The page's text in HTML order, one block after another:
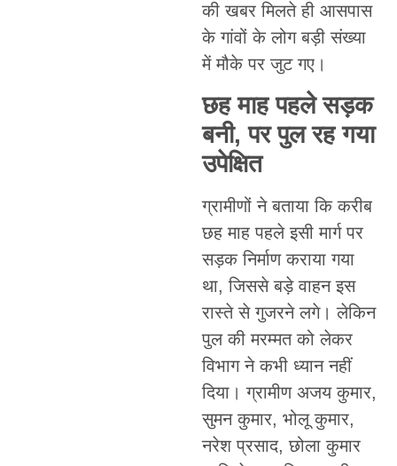
की खबर मिलते ही आसपास
के गांवों के लोग बड़ी संख्या
में मौके पर जुट गए।
छह माह पहले सड़क
बनी, पर पुल रह गया
उपेक्षित
ग्रामीणों ने बताया कि करीब
छह माह पहले इसी मार्ग पर
सड़क निर्माण कराया गया
था, जिससे बड़े वाहन इस
रास्ते से गुजरने लगे। लेकिन
पुल की मरम्मत को लेकर
विभाग ने कभी ध्यान नहीं
दिया। ग्रामीण अजय कुमार,
सुमन कुमार, भोलू कुमार,
नरेश प्रसाद, छोला कुमार